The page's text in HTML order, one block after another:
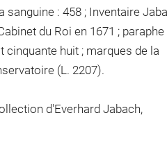
: 458 ; Inventaire
du Roi en 1671 ; paraphe
cinquante huit ; marques de la
(L. 2207).
d'Everhard Jabach,